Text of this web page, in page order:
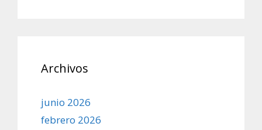
Archivos
junio 2026
febrero 2026